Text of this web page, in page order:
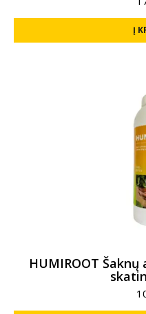
Į
HUMIROOT